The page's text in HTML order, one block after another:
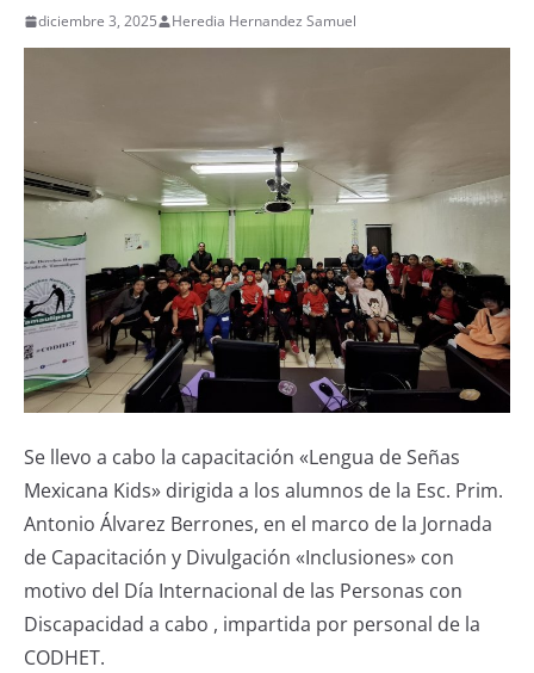
diciembre 3, 2025 Heredia Hernandez Samuel
Se llevo a cabo la capacitación «Lengua de Señas
Mexicana Kids» dirigida a los alumnos de la Esc. Prim.
Antonio Álvarez Berrones, en el marco de la Jornada
de Capacitación y Divulgación «Inclusiones» con
motivo del Día Internacional de las Personas con
Discapacidad a cabo , impartida por personal de la
CODHET.